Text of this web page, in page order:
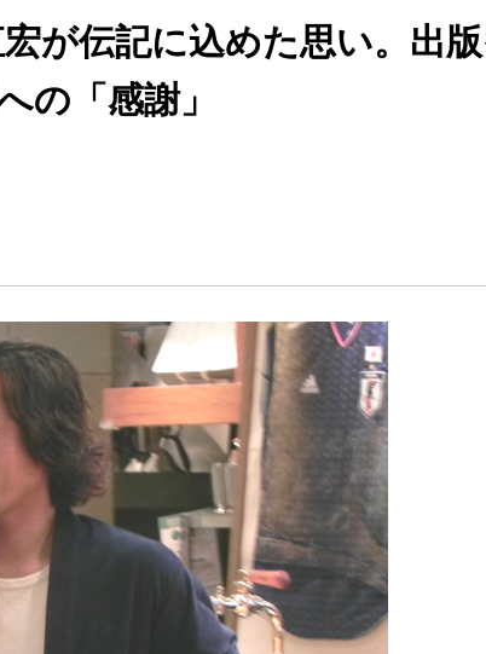
が伝記に込めた思い。出版
の「感謝」